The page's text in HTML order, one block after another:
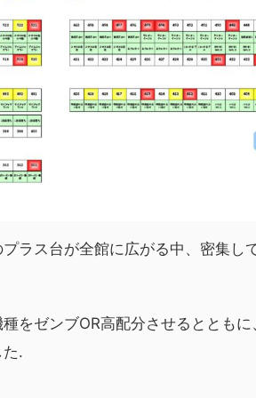
ラス台が全館に広がる中、密集し
をゼンブOR高配分させるとともに
.